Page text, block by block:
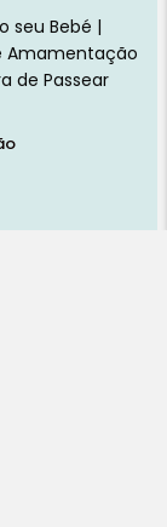
seu Bebé |
Amamentação
de Passear